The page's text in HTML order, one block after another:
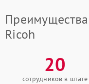
Ricoh
20
сотрудников в штате